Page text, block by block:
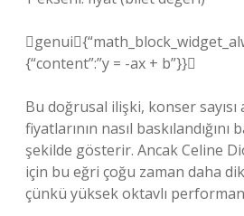
{“content”:”y = -ax + b”}}
Bu doğrusal ilişki, konser sayısı
fiyatlarının nasıl
şekilde gösterir. Ancak Celine
için bu eğri çoğu zaman daha
çünkü yüksek oktavlı